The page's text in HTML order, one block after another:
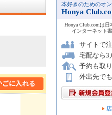
本好きのためのオ
Honya
Honya Club.comは
インターネット書
サイトで
宅配なら
予約も取
外出先でも